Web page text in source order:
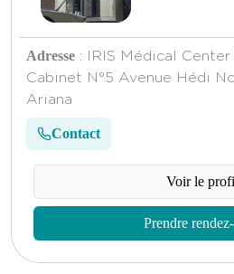
Adresse : IRIS Médical
Cabinet N°5 Avenue Hédi
Ariana
Contact
Voir le
Prendre